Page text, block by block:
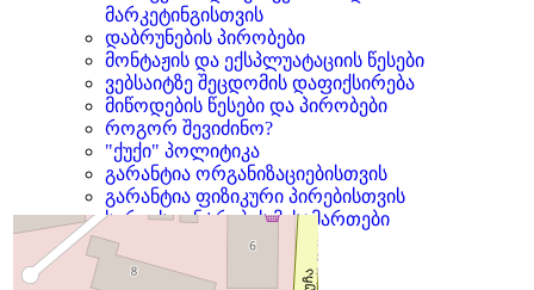
მარკეტინგისთვის
დაბრუნების პირობები
მონტაჟის და ექსპლუატაციის წესები
ვებსაიტზე შეცდომის დაფიქსირება
მიწოდების წესები და პირობები
როგორ შევიძინო?
"ქუქი" პოლიტიკა
გარანტია ორგანიზაციებისთვის
გარანტია ფიზიკური პირებისთვის
სერვის ცენტრების მისამართები